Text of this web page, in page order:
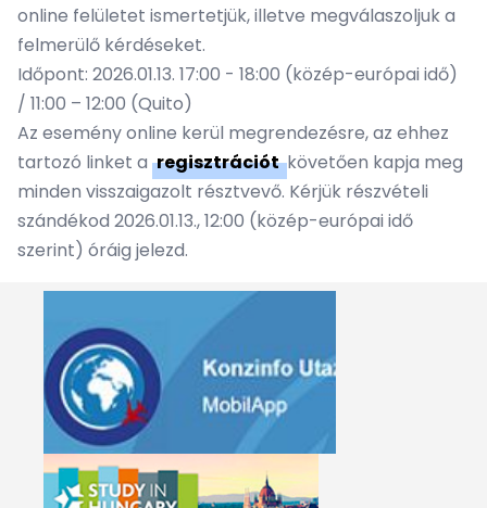
online felületet ismertetjük, illetve megválaszoljuk a
felmerülő kérdéseket.
Időpont: 2026.01.13. 17:00 - 18:00 (közép-európai idő)
/ 11:00 – 12:00 (Quito)
Az esemény online kerül megrendezésre, az ehhez
tartozó linket a regisztrációt követően kapja meg
minden visszaigazolt résztvevő. Kérjük részvételi
szándékod 2026.01.13., 12:00 (közép-európai idő
szerint) óráig jelezd.